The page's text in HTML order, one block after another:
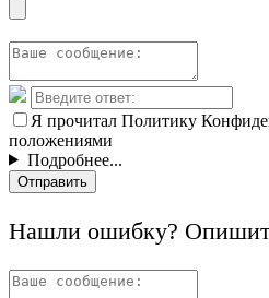
Я прочитал Политику
положениями
Подробнее...
Отправить
Нашли ошибку?